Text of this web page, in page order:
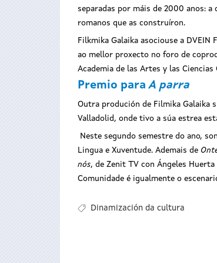
separadas por máis de 2000 anos: a
romanos que as construíron.
Filkmika Galaika asociouse a
ao mellor proxecto no foro de
Academia de las Artes y las
Premio paraA parra
Outra produción de Filmika Galaika
Valladolid, onde tivo a súa estrea
Neste segundo semestre do ano,
Lingua e Xuventude. Ademais de
nós, de Zenit TV con Ángeles
Comunidade é igualmente o
Dinamización da cultura